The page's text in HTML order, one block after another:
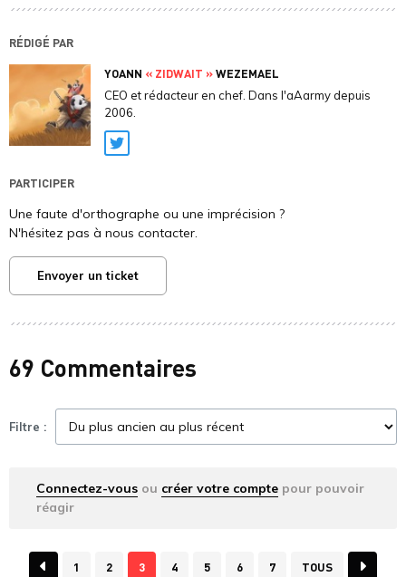
RÉDIGÉ PAR
YOANN « ZIDWAIT »WEZEMAEL
CEO et rédacteur en chef. Dans l'aAarmy depuis
2006.
Twitter
PARTICIPER
Une faute d'orthographe ou une imprécision ?
N'hésitez pas à nous contacter.
Envoyer un ticket
69 Commentaires
Filtre :
Connectez-vous ou créer votre compte pour pouvoir
réagir
1 2 3 4 5 6 7 TOUS